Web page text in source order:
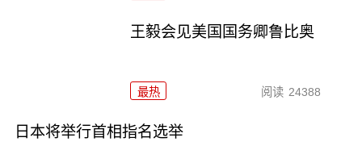
王毅会见美国国务卿鲁比奥
最热 阅读 24388
日本将举行首相指名选举